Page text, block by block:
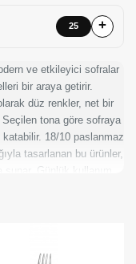
25
ve etkileyici sofralar
bir araya getirir.
düz renkler, net bir
tona göre sofraya
18/10 paslanmaz
tasarlanan bu ürünler,
Günlük kullanım,
renkli çatal bıçak,
kolayca uyum
yardımcı olur. Düz